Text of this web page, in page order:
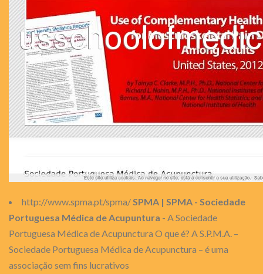
http://www.spma.pt/spma/SPMA | SPMA - Sociedade
Portuguesa Médica de Acupuntura - A Sociedade
Portuguesa Médica de Acupunctura O que é? A S.P.M.A. –
Sociedade Portuguesa Médica de Acupunctura – é uma
associação sem fins lucrativos